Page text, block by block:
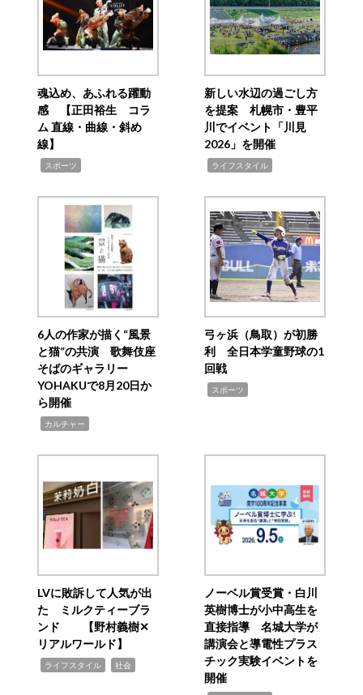
魂込め、あふれる躍動
感 【正田裕生 コラ
ム 直線・曲線・斜め
線】
スポーツ
新しい水辺の過ごし方
を提案 札幌市・豊平
川でイベント「川見
2026」を開催
ライフスタイル
6人の作家が描く“風景
と猫”の共演 歌舞伎座
そばのギャラリー
YOHAKUで8月20日か
ら開催
カルチャー
弓ヶ浜（鳥取）が初勝
利 全日本学童野球の1
回戦
スポーツ
LVに敗訴して人気が出
た ミルクティーブラ
ンド 【野村義樹✕
リアルワールド】
ライフスタイル 社会
ノーベル賞受賞・白川
英樹博士が小中高生を
直接指導 名城大学が
講演会と導電性プラス
チック実験イベントを
開催